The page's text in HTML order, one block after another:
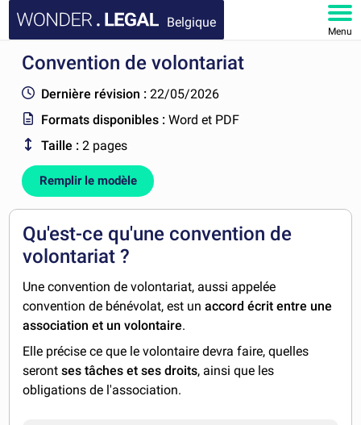
Belgique
Menu
ACCUEIL
DOCUMENTS
FAQ
MON COMPTE
Convention de volontariat
Dernière révision : 22/05/2026
Formats disponibles :Word et PDF
Taille : 2 pages
Remplir le modèle
Qu'est-ce qu'une convention de
volontariat ?
Une convention de volontariat, aussi appelée
convention de bénévolat, est un accord écrit entre une
association et un volontaire.
Elle précise ce que le volontaire devra faire, quelles
serontses tâches et ses droits, ainsi que les
obligations de l'association.